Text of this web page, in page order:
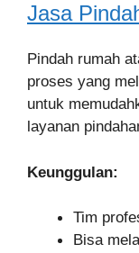
Jasa
Pindah rumah
proses yang
untuk
layanan
Keunggulan:
Tim
Bisa